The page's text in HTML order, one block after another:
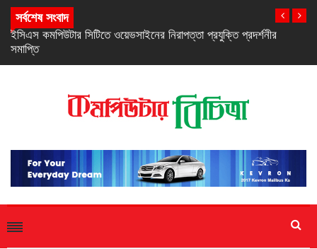
সর্বশেষ সংবাদ
প্রদর্শনীর নিরবচ্ছিন্ন পাওয়ার নিশ্চিতে রিয়েলমির নতুন সি-সিরিজ